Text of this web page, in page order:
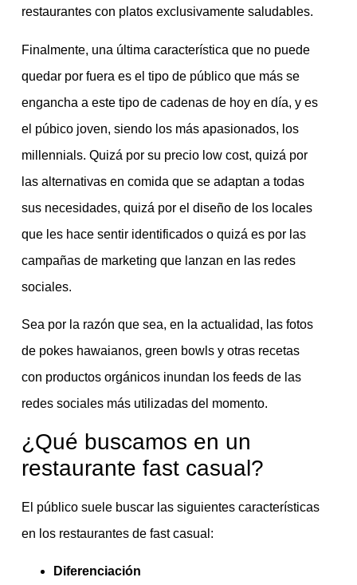
restaurantes con platos exclusivamente saludables.
Finalmente, una última característica que no puede
quedar por fuera es el tipo de público que más se
engancha a este tipo de cadenas de hoy en día, y es
el púbico joven, siendo los más apasionados, los
millennials. Quizá por su precio low cost, quizá por
las alternativas en comida que se adaptan a todas
sus necesidades, quizá por el diseño de los locales
que les hace sentir identificados o quizá es por las
campañas de marketing que lanzan en las redes
sociales.
Sea por la razón que sea, en la actualidad, las fotos
de pokes hawaianos, green bowls y otras recetas
con productos orgánicos inundan los feeds de las
redes sociales más utilizadas del momento.
¿Qué buscamos en un
restaurante fast casual?
El público suele buscar las siguientes características
en los restaurantes de fast casual:
Diferenciación